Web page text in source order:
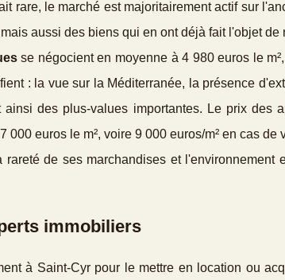
rare, le marché est majoritairement actif sur
aussi des biens qui en ont déjà fait l'objet de
se négocient en moyenne à 4 980 euros le
: la vue sur la Méditerranée, la présence
des plus-values importantes. Le prix des
euros le m², voire 9 000 euros/m² en cas de
de ses marchandises et l'environnement
immobiliers
à Saint-Cyr pour le mettre en location ou